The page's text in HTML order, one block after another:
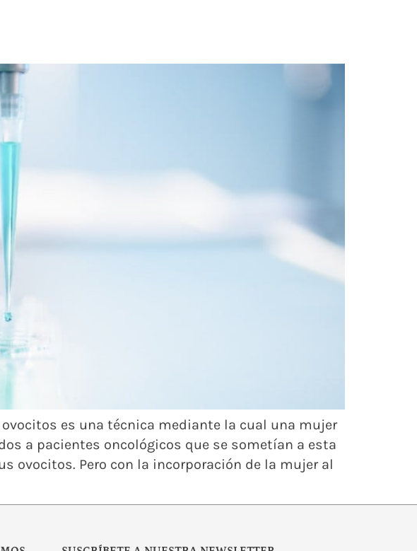
es una técnica mediante la cual una mujer
a pacientes oncológicos que se sometían a esta
ovocitos. Pero con la incorporación de la mujer al